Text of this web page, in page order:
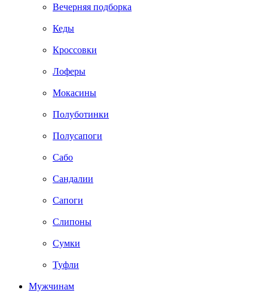
Вечерняя подборка
Кеды
Кроссовки
Лоферы
Мокасины
Полуботинки
Полусапоги
Сабо
Сандалии
Сапоги
Слипоны
Сумки
Туфли
Мужчинам